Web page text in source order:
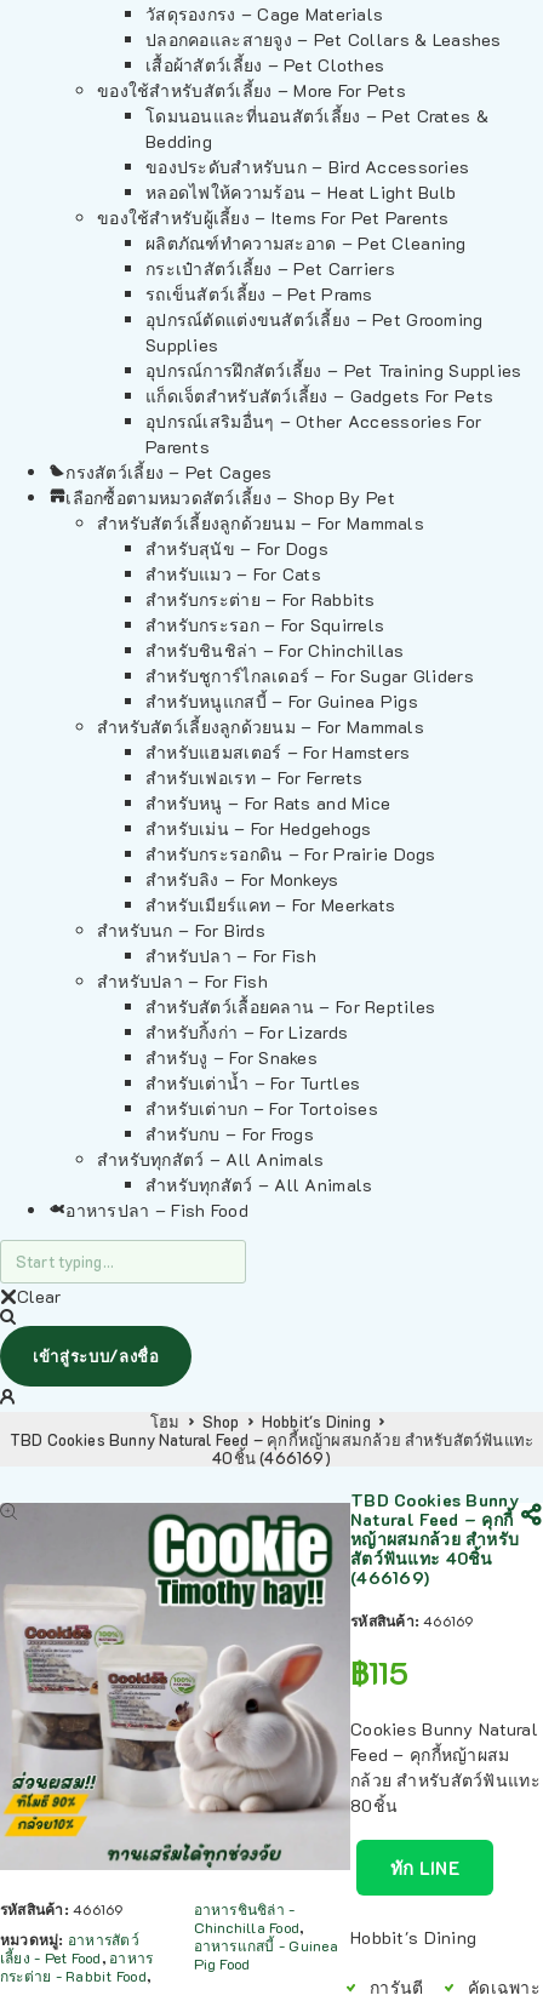
วัสดุรองกรง – Cage Materials
ปลอกคอและสายจูง – Pet Collars & Leashes
เสื้อผ้าสัตว์เลี้ยง – Pet Clothes
ของใช้สำหรับสัตว์เลี้ยง – More For Pets
โดมนอนและที่นอนสัตว์เลี้ยง – Pet Crates &
Bedding
ของประดับสำหรับนก – Bird Accessories
หลอดไฟให้ความร้อน – Heat Light Bulb
ของใช้สำหรับผู้เลี้ยง – Items For Pet Parents
ผลิตภัณฑ์ทำความสะอาด – Pet Cleaning
กระเป๋าสัตว์เลี้ยง – Pet Carriers
รถเข็นสัตว์เลี้ยง – Pet Prams
อุปกรณ์ตัดแต่งขนสัตว์เลี้ยง – Pet Grooming
Supplies
อุปกรณ์การฝึกสัตว์เลี้ยง – Pet Training Supplies
แก็ดเจ็ตสำหรับสัตว์เลี้ยง – Gadgets For Pets
อุปกรณ์เสริมอื่นๆ – Other Accessories For
Parents
กรงสัตว์เลี้ยง – Pet Cages
เลือกซื้อตามหมวดสัตว์เลี้ยง – Shop By Pet
สำหรับสัตว์เลี้ยงลูกด้วยนม – For Mammals
สำหรับสุนัข – For Dogs
สำหรับแมว – For Cats
สำหรับกระต่าย – For Rabbits
สำหรับกระรอก – For Squirrels
สำหรับชินชิล่า – For Chinchillas
สำหรับชูการ์ไกลเดอร์ – For Sugar Gliders
สำหรับหนูแกสบี้ – For Guinea Pigs
สำหรับสัตว์เลี้ยงลูกด้วยนม – For Mammals
สำหรับแฮมสเตอร์ – For Hamsters
สำหรับเฟอเรท – For Ferrets
สำหรับหนู – For Rats and Mice
สำหรับเม่น – For Hedgehogs
สำหรับกระรอกดิน – For Prairie Dogs
สำหรับลิง – For Monkeys
สำหรับเมียร์แคท – For Meerkats
สำหรับนก – For Birds
สำหรับปลา – For Fish
สำหรับปลา – For Fish
สำหรับสัตว์เลื้อยคลาน – For Reptiles
สำหรับกิ้งก่า – For Lizards
สำหรับงู – For Snakes
สำหรับเต่าน้ำ – For Turtles
สำหรับเต่าบก – For Tortoises
สำหรับกบ – For Frogs
สำหรับทุกสัตว์ – All Animals
สำหรับทุกสัตว์ – All Animals
อาหารปลา – Fish Food
Clear
เข้าสู่ระบบ/ลงชื่อ
โฮม Shop
Hobbit's Dining
TBD Cookies Bunny Natural Feed – คุกกี้หญ้าผสมกล้วย สำหรับสัตว์ฟันแทะ
40ชิ้น (466169)
รหัสสินค้า:466169
หมวดหมู่: อาหารสัตว์
เลี้ยง - Pet Food, อาหาร
กระต่าย - Rabbit Food,
อาหารชินชิล่า -
Chinchilla Food,
อาหารแกสบี้ - Guinea
Pig Food
TBD Cookies Bunny
Natural Feed – คุกกี้
หญ้าผสมกล้วย สำหรับ
สัตว์ฟันแทะ 40ชิ้น
(466169)
รหัสสินค้า:466169
฿115
Cookies Bunny Natural
Feed – คุกกี้หญ้าผสม
กล้วย สำหรับสัตว์ฟันแทะ
80ชิ้น
ทัก LINE
Hobbit's Dining
การันตี
คัดเฉพาะ